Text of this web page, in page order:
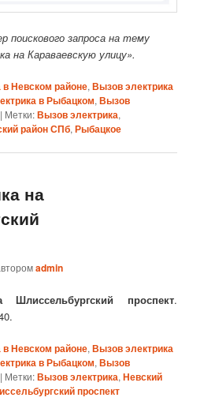
поискового запроса на тему
на Караваевскую улицу».
Невском районе,Вызов электрика
в Рыбацком,Вызов
| Метки:Вызов электрика,
район СПб,Рыбацкое
на
admin
проспект.
Невском районе,Вызов электрика
в Рыбацком,Вызов
| Метки:Вызов электрика,Невский
проспект